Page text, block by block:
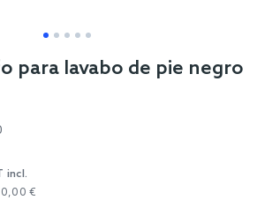
para lavabo de pie negro
incl.
€